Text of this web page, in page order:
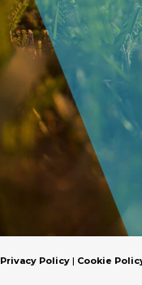
Privacy Policy | Cookie